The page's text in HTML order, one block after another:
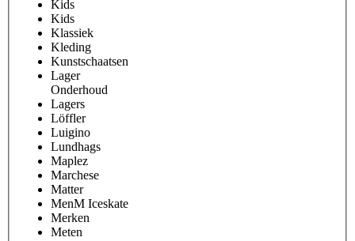
Kids
Kids
Klassiek
Kleding
Kunstschaatsen
Lager
Onderhoud
Lagers
Löffler
Luigino
Lundhags
Maplez
Marchese
Matter
MenM Iceskate
Merken
Meten